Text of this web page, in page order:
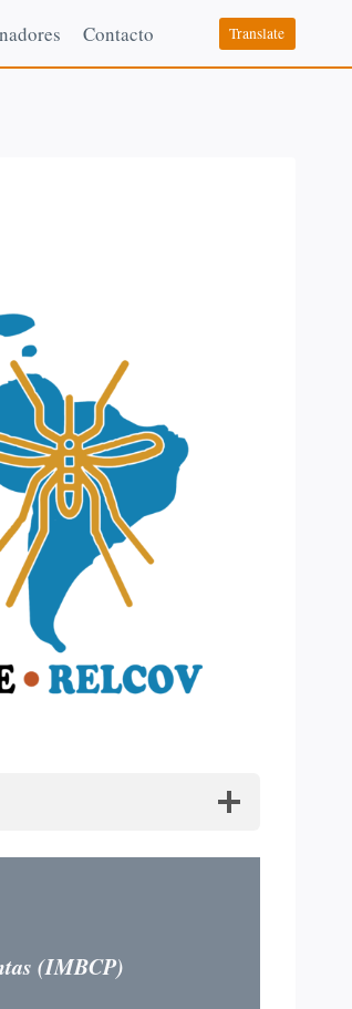
Contacto Translate
(IMBCP)